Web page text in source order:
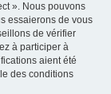
». Nous pouvons
essaierons de vous
de vérifier
à participer à
aient été
des conditions